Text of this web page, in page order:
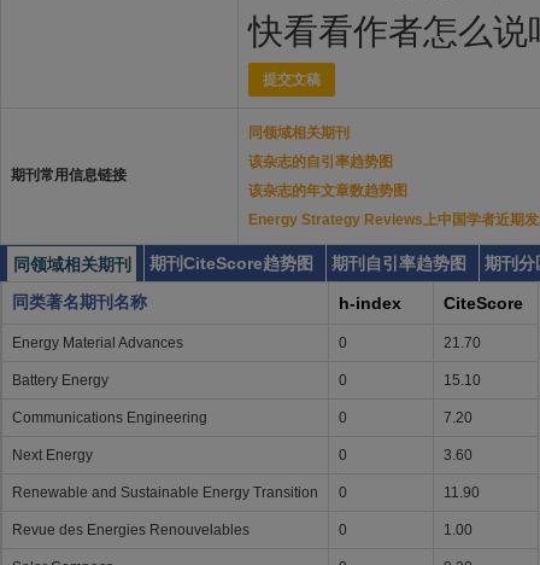
快看看作者怎么说
提交文稿
期刊常用信息链接
同领域相关期刊
该杂志的自引率趋势图
该杂志的年文章数趋势图
Energy Strategy Reviews上中国学者近期
同领域相关期刊 期刊CiteScore趋势图 期刊自引率趋势图
期刊分
同类著名期刊名称
h-index CiteScore
Energy Material Advances 0 21.70
Battery Energy 0 15.10
Communications Engineering 0 7.20
Next Energy 0 3.60
Renewable and Sustainable Energy Transition 0 11.90
Revue des Energies Renouvelables 0 1.00